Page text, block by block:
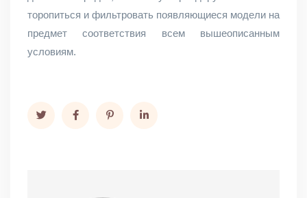
торопиться и фильтровать появляющиеся модели на
предмет соответствия всем вышеописанным
условиям.